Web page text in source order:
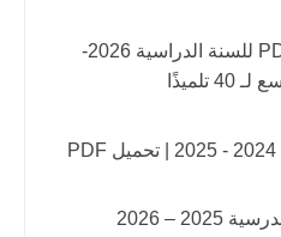
تحميل سجل الغياب PDF للسنة الدراسية 2026-
تحميل لائحة العطل المدرسية 2025 – 2026